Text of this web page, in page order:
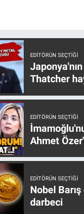
EDITÖRÜN SEÇTIĞI
Thatcher
EDITÖRÜN SEÇTIĞI
Ahmet
EDITÖRÜN SEÇTIĞI
Nobel
darbeci